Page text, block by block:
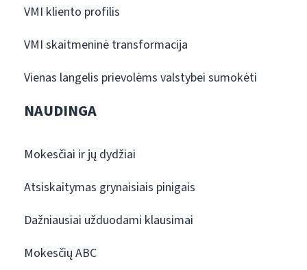
VMI kliento profilis
VMI skaitmeninė transformacija
Vienas langelis prievolėms valstybei sumokėti
NAUDINGA
Mokesčiai ir jų dydžiai
Atsiskaitymas grynaisiais pinigais
Dažniausiai užduodami klausimai
Mokesčių ABC